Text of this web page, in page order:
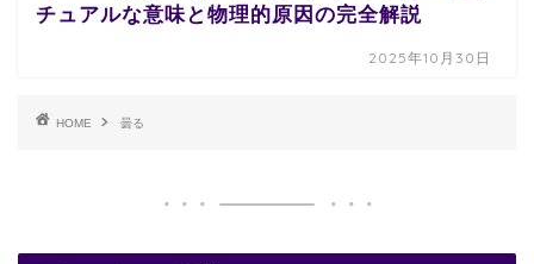
チュアルな意味と物理的原因の完全解説
2025年10月30日
HOME 曇る